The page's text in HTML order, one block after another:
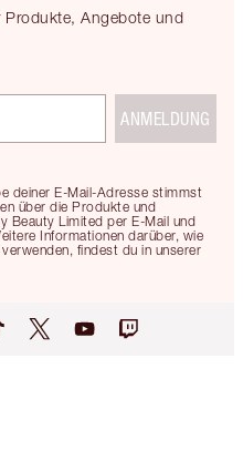
Produkte, Angebote und
deiner E-Mail-Adresse stimmst
über die Produkte und
Beauty Limited per E-Mail und
Informationen darüber, wie
findest du in unserer
ANMELDUNG